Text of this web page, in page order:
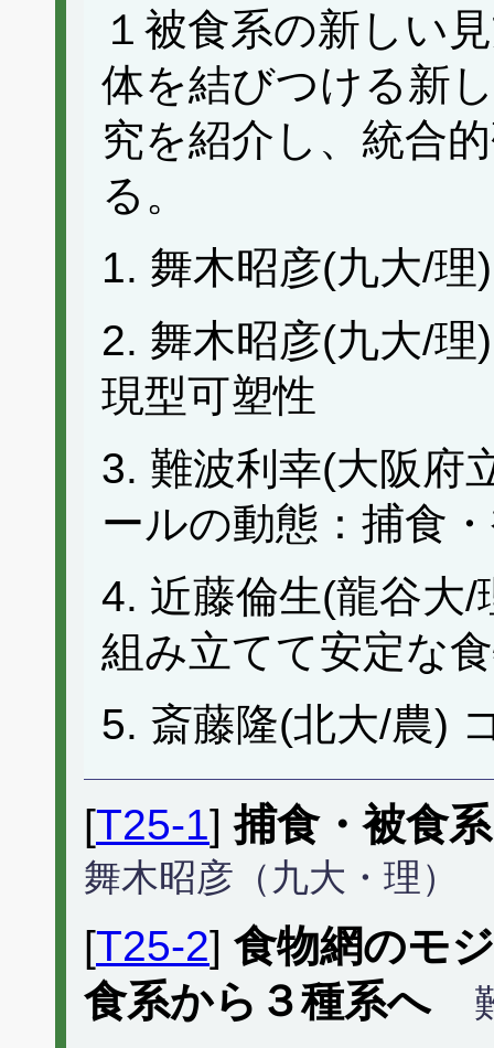
１被食系の新しい
体を結びつける新
究を紹介し、統合
る。
1. 舞木昭彦(九大/
2. 舞木昭彦(九大/
現型可塑性
3. 難波利幸(大阪府
ールの動態：捕食
4. 近藤倫生(龍谷大
組み立てて安定な
5. 斎藤隆(北大/農)
[T25-1]捕食・被食
舞木昭彦（九大・理）
[T25-2] 食物網のモ
食系から３種系へ